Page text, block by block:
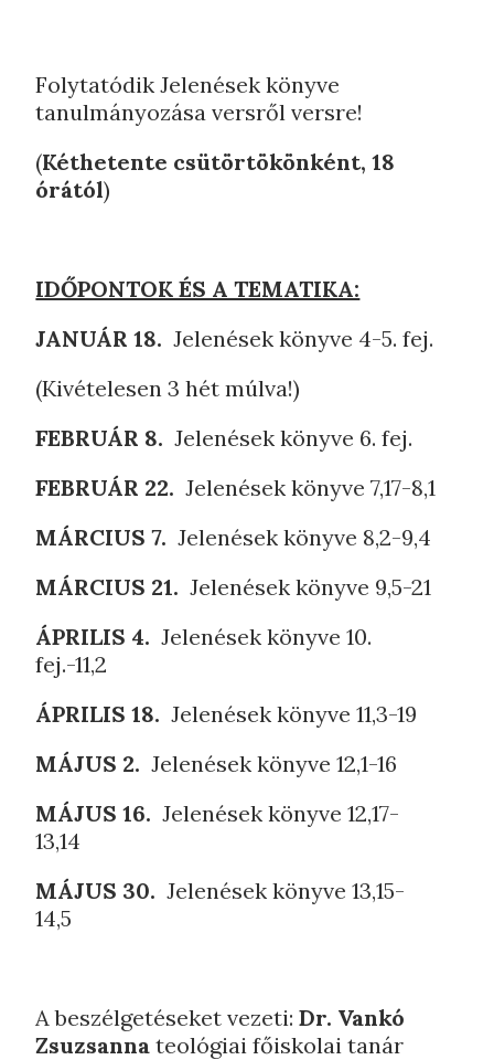
Folytatódik Jelenések könyve
tanulmányozása versről versre!
(Kéthetente csütörtökönként, 18
órától)
IDŐPONTOK ÉS A TEMATIKA:
JANUÁR 18.Jelenések könyve 4-5. fej.
(Kivételesen 3 hét múlva!)
FEBRUÁR 8.Jelenések könyve 6. fej.
FEBRUÁR 22.Jelenések könyve 7,17-8,1
MÁRCIUS 7.Jelenések könyve 8,2-9,4
MÁRCIUS 21.Jelenések könyve 9,5-21
ÁPRILIS 4.Jelenések könyve 10.
fej.-11,2
ÁPRILIS 18.Jelenések könyve 11,3-19
MÁJUS 2.Jelenések könyve 12,1-16
MÁJUS 16.Jelenések könyve 12,17-
13,14
MÁJUS 30.Jelenések könyve 13,15-
14,5
A beszélgetéseket vezeti:Dr. Vankó
Zsuzsanna teológiai főiskolai tanár